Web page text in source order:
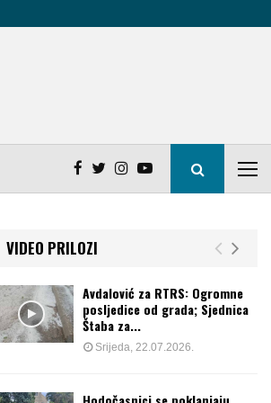
VIDEO PRILOZI
Avdalović za RTRS: Ogromne
posljedice od grada; Sjednica
Štaba za...
Srijeda, 22.07.2026.